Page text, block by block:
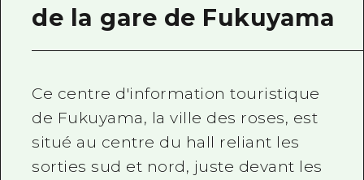
de la gare de Fukuyama
Ce centre d'information touristique
de Fukuyama, la ville des roses, est
situé au centre du hall reliant les
sorties sud et nord, juste devant les